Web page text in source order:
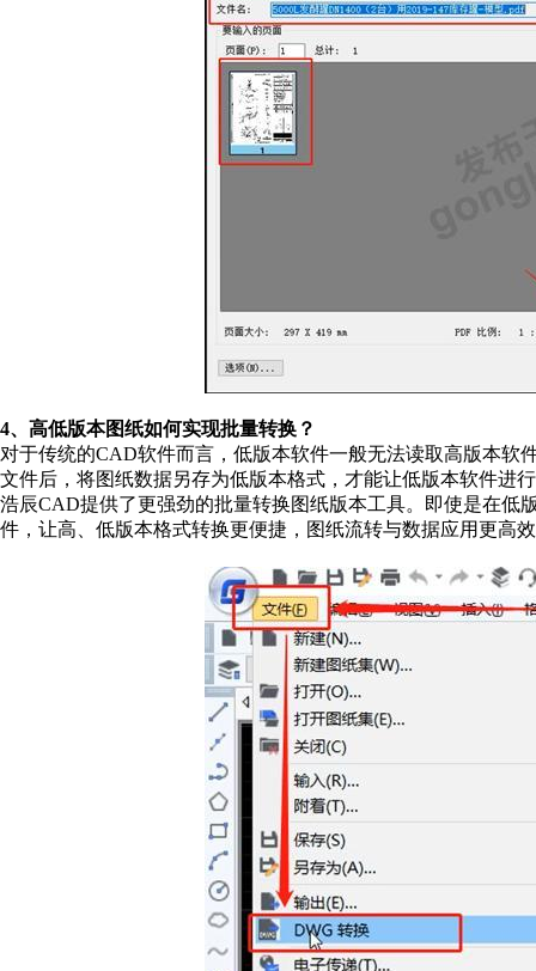
4、高低版本图纸如何实现批量转换？
对于传统的CAD软件而言，低版本软件一般无法读取高版本
文件后，将图纸数据另存为低版本格式，才能让低版本软件进
浩辰CAD提供了更强劲的批量转换图纸版本工具。即使是在
件，让高、低版本格式转换更便捷，图纸流转与数据应用更高